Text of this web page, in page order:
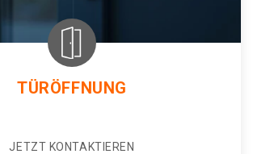
TÜRÖFFNUNG
JETZT KONTAKTIEREN